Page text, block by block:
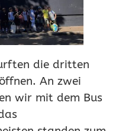
die dritten
An zwei
wir mit dem Bus